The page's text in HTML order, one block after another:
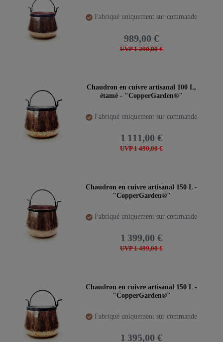
Fabriqué uniquement sur commande
UVP 1 290,00 €
989,00 €
Chaudron en cuivre artisanal 100 L,
étamé - "CopperGarden®"
Fabriqué uniquement sur commande
UVP 1 490,00 €
1 111,00 €
Chaudron en cuivre artisanal 150 L -
"CopperGarden®"
Fabriqué uniquement sur commande
UVP 1 499,00 €
1 399,00 €
Chaudron en cuivre artisanal 150 L -
"CopperGarden®"
Fabriqué uniquement sur commande
1 395,00 €